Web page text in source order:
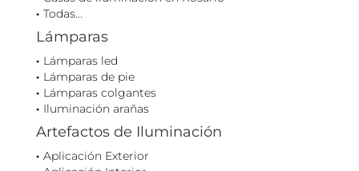
Todas...
Lámparas
Lámparas led
Lámparas de pie
Lámparas colgantes
Iluminación arañas
Artefactos de Iluminación
Aplicación Exterior